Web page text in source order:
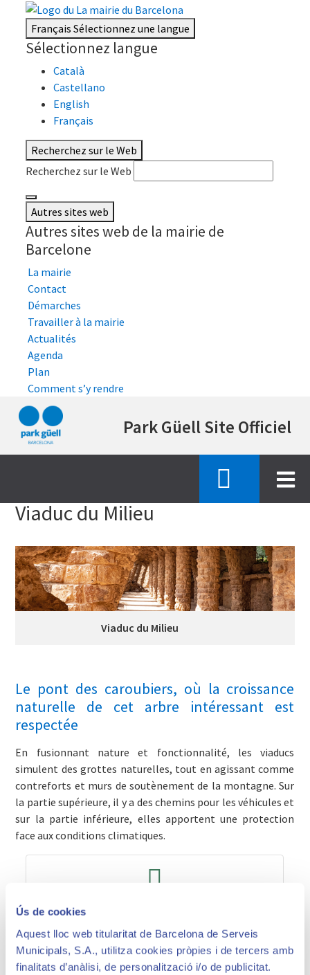
Ús de cookies
Aquest lloc web titularitat de Barcelona de Serveis
Municipals, S.A., utilitza cookies pròpies i de tercers amb
finalitats d’anàlisi, de personalització i/o de publicitat.
FrançaisSélectionnez une langue
Sélectionnez langue
Català
Castellano
English
Français
Recherchez sur le Web
Recherchez sur le Web
Autres sites web
Autres sites web de la mairie de
Barcelone
La mairie
Contact
Démarches
Travailler à la mairie
Actualités
Agenda
Plan
Comment s’y rendre
au
principal
Park Güell Site Officiel
Viaduc du Milieu
Viaduc du Milieu
Le pont des caroubiers, où la croissance
naturelle de cet arbre intéressant est
respectée
En fusionnant nature et fonctionnalité, les viaducs
simulent des grottes naturelles, tout en agissant comme
contreforts et murs de soutènement de la montagne. Sur
la partie supérieure, il y a des chemins pour les véhicules et
sur la partie inférieure, elles apportent une protection
face aux conditions climatiques.